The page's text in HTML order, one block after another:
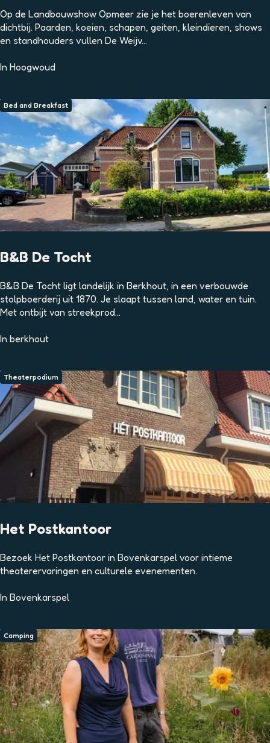
o
u
t
L
a
n
b
w
h
o
w
O
p
m
e
e
Op de Landbouwshow Opmeer zie je het boerenleven van
dichtbij. Paarden, koeien, schapen, geiten, kleindieren, shows
en standhouders vullen De Weijv...
In Hoogwoud
B&B De Tocht
B
&
B
e
c
t
Bed and Breakfast
B&B De Tocht ligt landelijk in Berkhout, in een verbouwde
stolpboerderij uit 1870. Je slaapt tussen land, water en tuin.
Met ontbijt van streekprod...
In berkhout
Het Postkantoor
H
e
P
k
a
n
t
o
o
r
Theaterpodium
Bezoek Het Postkantoor in Bovenkarspel voor intieme
theaterervaringen en culturele evenementen.
In Bovenkarspel
Camping